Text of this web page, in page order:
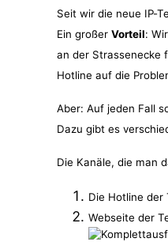
Seit wir die neue IP-
Ein großer Vorteil:
an der Strassenecke
Hotline auf die
Aber: Auf jeden Fall
Dazu gibt es
Die Kanäle, die man
Die Hotline
Webseite der